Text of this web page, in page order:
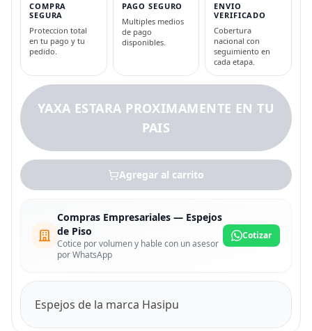
COMPRA
SEGURA
Proteccion total
en tu pago y tu
pedido.
PAGO SEGURO
Multiples medios
de pago
disponibles.
ENVIO
VERIFICADO
Cobertura
nacional con
seguimiento en
cada etapa.
YAXA ESTARA PROXIMAMENTE EN TU
PAIS
Agregar al carrito
Compras Empresariales — Espejos
de Piso
Cotice por volumen y hable con un asesor
por WhatsApp
Cotizar
Espejos de la marca Hasipu